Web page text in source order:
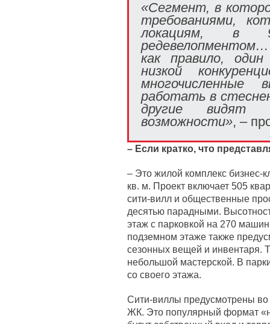
«Сегмент, в
требованиями,
локациям, в
как правило,
низкой
работать в
другие видят
возможности», –
– Если кратко, что
– Это жилой комплекс
кв. м. Проект включает 505
сити-вилл и общественные
десятью парадными.
этаж с парковкой на 270
подземном этаже также
сезонных вещей и инвентаря.
небольшой мастерской. В
со своего этажа.
Сити-виллы предусмотрены
ЖК. Это популярный формат